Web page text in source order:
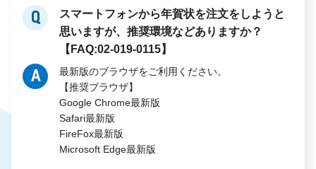
Q
スマートフォンから年賀状を注文をしようと
思いますが、推奨環境などありますか？
【FAQ:02-019-0115】
A
最新版のブラウザをご利用ください。
【推奨ブラウザ】
Google Chrome最新版
Safari最新版
FireFox最新版
Microsoft Edge最新版